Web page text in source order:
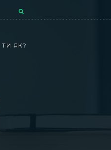
ТИ ЯК?